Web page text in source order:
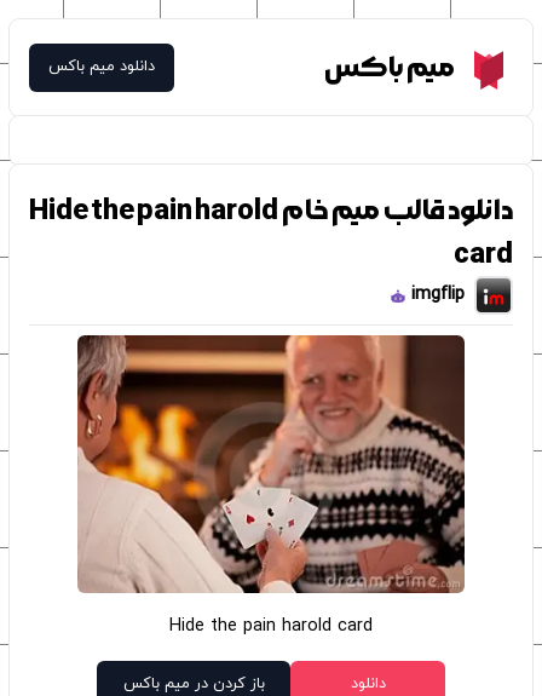
Meme Boxمیم باکس دانلود میم باکس
دانلود قالب میم خام Hide the pain harold
card
imgflip
Hide the pain harold card
دانلود باز کردن در میم باکس